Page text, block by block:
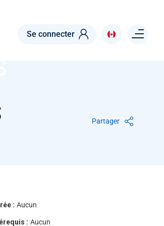
Se connecter Menu right
Partager
: Aucun
: Aucun